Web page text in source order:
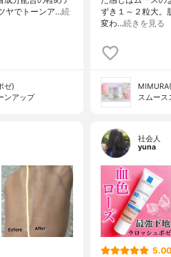
ヤでトーンア…続
ゼ)
ンアップ
ずき１～２粒大。
変わ…続きを見る
スムース
社会人
yuna
5.00